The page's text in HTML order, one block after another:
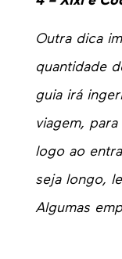
Outra dica
quantidade
guia irá
viagem, para
logo ao
seja longo,
Algumas